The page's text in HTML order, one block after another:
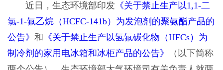
近日，生态环境部印发《关于禁止生产以1,1-二
氯-1-氟乙烷（HCFC-141b）为发泡剂的聚氨酯产品的
公告》 和 《关于禁止生产以氢氟碳化物（HFCs）为
制冷剂的家用电冰箱和冰柜产品的公告》
（以下简称